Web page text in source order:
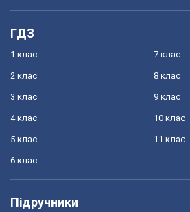
ГДЗ
1 клас
2 клас
3 клас
4 клас
5 клас
6 клас
7 клас
8 клас
9 клас
10 клас
11 клас
Підручники